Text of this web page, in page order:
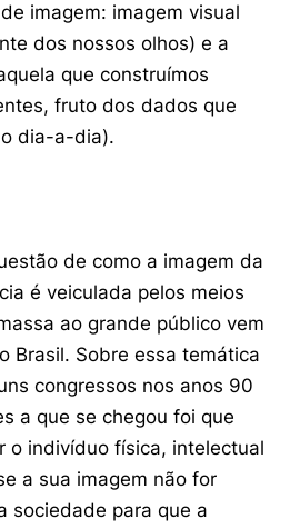
imagem: imagem visual
dos nossos olhos) e a
que construímos
fruto dos dados que
dia-a-dia).
de como a imagem da
é veiculada pelos meios
ao grande público vem
Brasil. Sobre essa temática
congressos nos anos 90
a que se chegou foi que
o indivíduo física, intelectual
a sua imagem não for
sociedade para que a